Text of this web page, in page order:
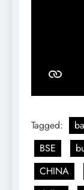
Tagged:
BSE
CHINA